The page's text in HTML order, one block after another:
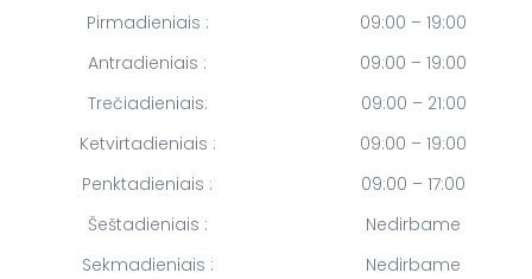
Pirmadieniais :
09:00 – 19:00
Antradieniais :
09:00 – 19:00
Trečiadieniais:
09:00 – 21:00
Ketvirtadieniais :
09:00 – 19:00
Penktadieniais :
09:00 – 17:00
Šeštadieniais :
Nedirbame
Sekmadieniais :
Nedirbame